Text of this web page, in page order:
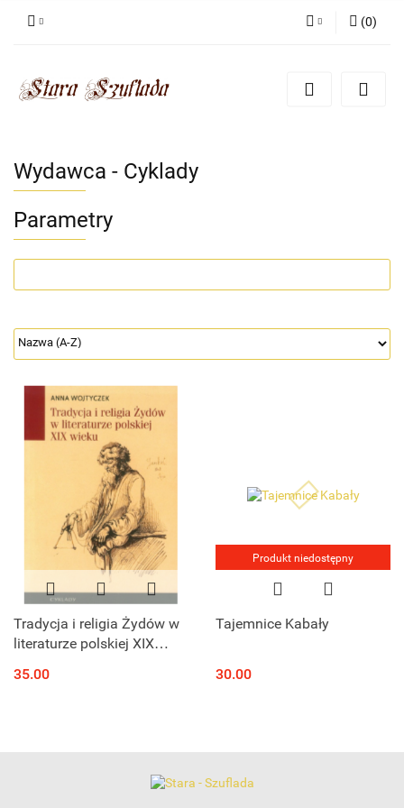
Zarejestruj się
(0)
Wydawca - Cyklady
Parametry
Tradycja i religia Żydów w
literaturze polskiej XIX
35.00
Produkt niedostępny
Tajemnice Kabały
30.00